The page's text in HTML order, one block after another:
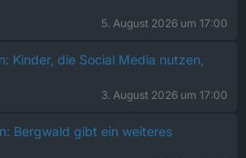
5. August 2026 um 17:00
Kinder, die Social Media nutzen,
3. August 2026 um 17:00
Bergwald gibt ein weiteres